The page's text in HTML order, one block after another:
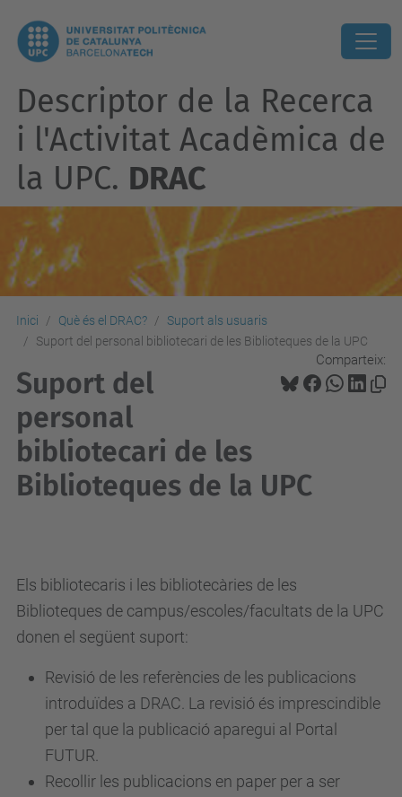
Descriptor de la Recerca
i l'Activitat Acadèmica de
la UPC. DRAC
Inici Què és el DRAC?
Suport als usuaris
Suport del personal bibliotecari de les Biblioteques de la UPC
Comparteix:
Suport del
personal
bibliotecari de les
Biblioteques de la UPC
Els bibliotecaris i les bibliotecàries de les
Biblioteques de campus/escoles/facultats de la UPC
donen el següent suport:
Revisió de les referències de les publicacions
introduïdes a DRAC. La revisió és imprescindible
per tal que la publicació aparegui al Portal
FUTUR.
Recollir les publicacions en paper per a ser